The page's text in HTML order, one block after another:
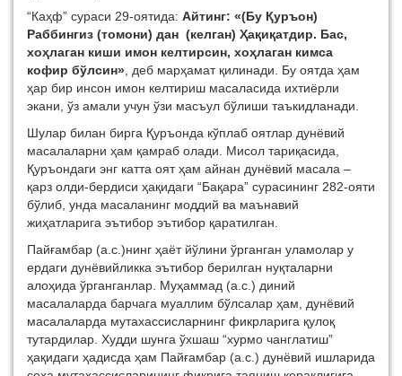
“Каҳф” сураси 29-оятида: Айтинг: «(Бу Қуръон)
Раббингиз (томони) дан (келган) Ҳақиқатдир. Бас,
хоҳлаган киши имон келтирсин, хоҳлаган кимса
кофир бўлсин» , деб марҳамат қилинади. Бу оятда ҳам
ҳар бир инсон имон келтириш масаласида ихтиёрли
экани, ўз амали учун ўзи масъул бўлиши таъкидланади.
Шулар билан бирга Қуръонда кўплаб оятлар дунёвий
масалаларни ҳам қамраб олади. Мисол тариқасида,
Қуръондаги энг катта оят ҳам айнан дунёвий масала –
қарз олди-бердиси ҳақидаги “Бақара” сурасининг 282-ояти
бўлиб, унда масаланинг моддий ва маънавий
жиҳатларига эътибор эътибор қаратилган.
Пайғамбар (а.с.)нинг ҳаёт йўлини ўрганган уламолар у
ердаги дунёвийликка эътибор берилган нуқталарни
алоҳида ўрганганлар. Муҳаммад (а.с.) диний
масалаларда барчага муаллим бўлсалар ҳам, дунёвий
масалаларда мутахассисларнинг фикрларига қулоқ
тутардилар. Худди шунга ўхшаш “хурмо чанглатиш”
ҳақидаги ҳадисда ҳам Пайғамбар (а.с.) дунёвий ишларида